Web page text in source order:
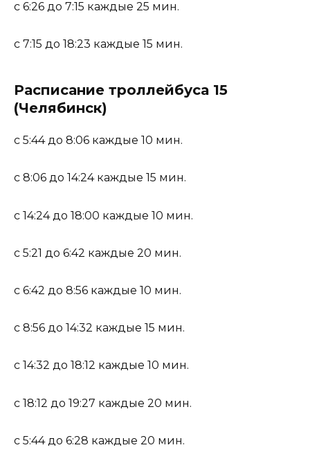
с 6:26 до 7:15 каждые 25 мин.
с 7:15 до 18:23 каждые 15 мин.
Расписание троллейбуса 15
(Челябинск)
с 5:44 до 8:06 каждые 10 мин.
с 8:06 до 14:24 каждые 15 мин.
с 14:24 до 18:00 каждые 10 мин.
с 5:21 до 6:42 каждые 20 мин.
с 6:42 до 8:56 каждые 10 мин.
с 8:56 до 14:32 каждые 15 мин.
с 14:32 до 18:12 каждые 10 мин.
с 18:12 до 19:27 каждые 20 мин.
с 5:44 до 6:28 каждые 20 мин.